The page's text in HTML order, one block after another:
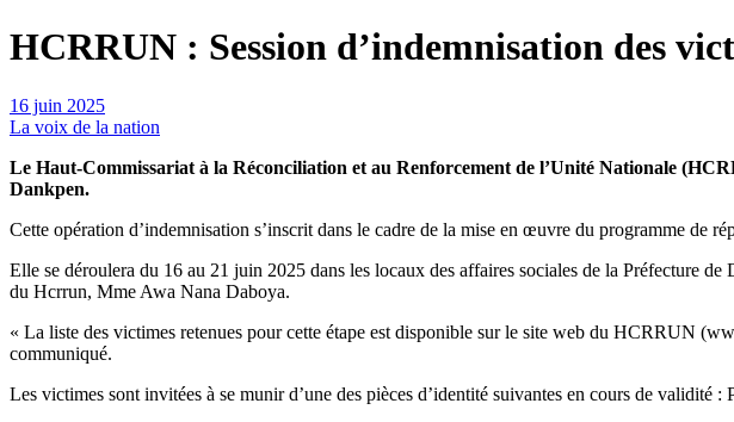
HCRRUN : Session d’indemnisation des
16 juin 2025
La voix de la nation
Le Haut-Commissariat à la Réconciliation et au Renforcement de l’Unité Nationale
Dankpen.
Cette opération d’indemnisation s’inscrit dans le cadre de la mise en œuvre du programme de
Elle se déroulera du 16 au 21 juin 2025 dans les locaux des affaires sociales de la Préfecture
du Hcrrun, Mme Awa Nana Daboya.
« La liste des victimes retenues pour cette étape est disponible sur le site web du HCRRUN
communiqué.
Les victimes sont invitées à se munir d’une des pièces d’identité suivantes en cours de validité